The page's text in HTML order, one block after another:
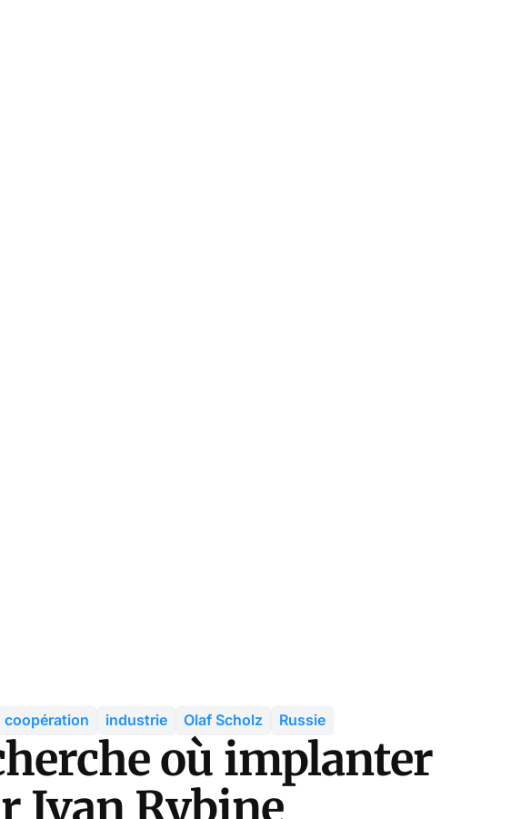
coopération industrie Olaf Scholz Russie
où implanter
Ivan Rybine